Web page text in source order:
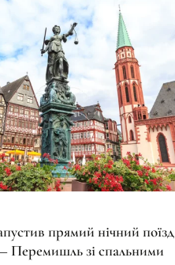
прямий нічний поїзд
зі спальними